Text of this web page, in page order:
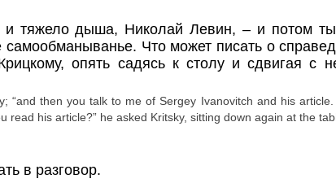
и тяжело дыша, Николай Левин, – и потом
Что может писать о
опять садясь к столу и сдвигая с
“and then you talk to me of Sergey Ivanovitch and his
his article?” he asked Kritsky, sitting down again at the
в разговор.